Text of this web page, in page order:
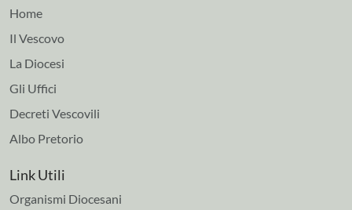
Home
Il Vescovo
La Diocesi
Gli Uffici
Decreti Vescovili
Albo Pretorio
Link Utili
Organismi Diocesani